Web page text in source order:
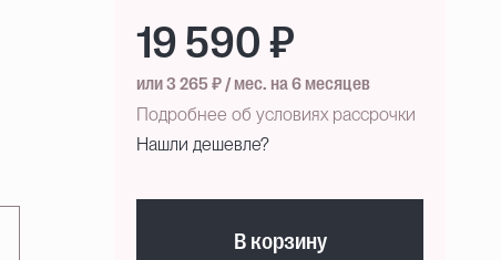
19 590 ₽
или 3 265 ₽ / мес. на 6 месяцев
Подробнее об условиях рассрочки
Нашли дешевле?
В корзину